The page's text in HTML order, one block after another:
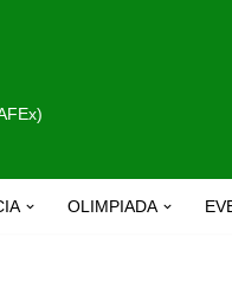
OLIMPIADA